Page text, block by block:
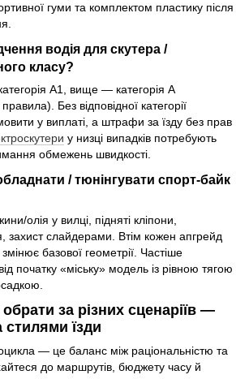
гуми та комплектом пластику після
водія для скутера /
класу?
А1, вище — категорія А
Без відповідної категорії
у виплаті, а штрафи за їзду без прав
у низці випадків потребують
обмежень швидкості.
/ тюнінгувати спорт-байк
олія у вилці, підняті кліпони,
захист слайдерами. Втім кожен апгрейд
базової геометрії. Частіше
початку «міську» модель із рівною тягою
за різних сценаріїв —
стилями їзди
— це баланс між раціональністю та
до маршрутів, бюджету часу й